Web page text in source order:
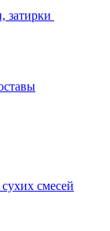
затирки
смесей